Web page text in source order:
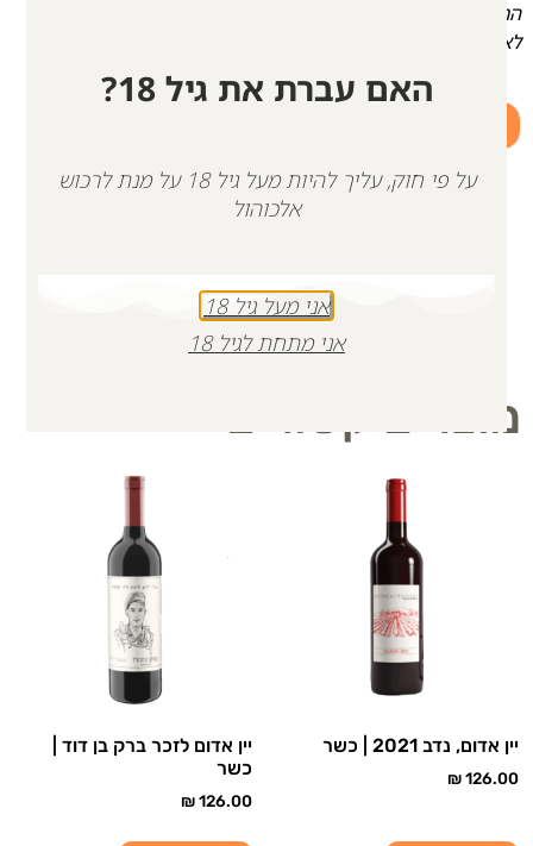
הרימו כוס לחיים בחיוך ובאהבה
לאורו ולזכרו הטוב.
מוצרים קשורים
יין אדום, נדב 2021 | כשר
₪126.00
יין אדום לזכר ברק בן דוד |
כשר
₪126.00
האם עברת את גיל 18?
על פי חוק, עליך להיות מעל גיל 18 על מנת לרכוש
אלכוהול
אני מעל גיל 18
אני מתחת לגיל 18